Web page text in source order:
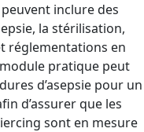
inclure des
la stérilisation,
réglementations en
pratique peut
d’asepsie pour un
d’assurer que les
sont en mesure